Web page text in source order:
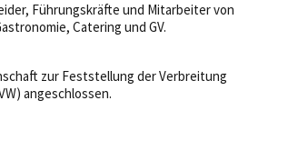
Führungskräfte und Mitarbeiter von
Catering und GV.
zur Feststellung der Verbreitung
angeschlossen.